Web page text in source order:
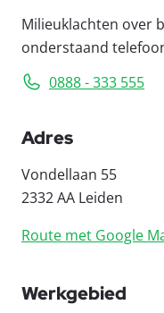
Milieuklachten over
onderstaand
0888 - 333 555
Adres
Vondellaan 55
2332 AA Leiden
Route met Google
Werkgebied